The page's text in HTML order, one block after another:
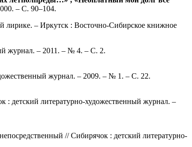
– С. 90–104.
лирике. – Иркутск : Восточно-Сибирское книжное
журнал. – 2011. – № 4. – С. 2.
журнал. – 2009. – № 1. – С. 22.
: детский литературно-художественный журнал. –
// Сибирячок : детский литературно-